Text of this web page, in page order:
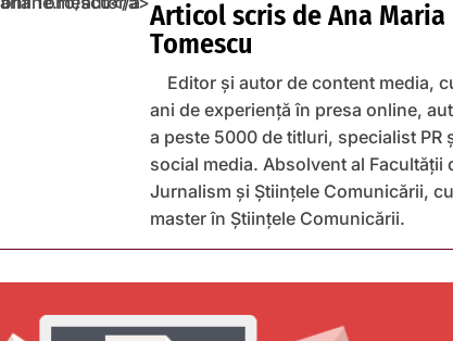
Articol scris deAna Maria
Tomescu
Editor și autor de content media,
ani de experiență în presa online,
a peste 5000 de titluri, specialist PR
social media. Absolvent al Facultății
Jurnalism și Științele Comunicării, cu
master în Științele Comunicării.